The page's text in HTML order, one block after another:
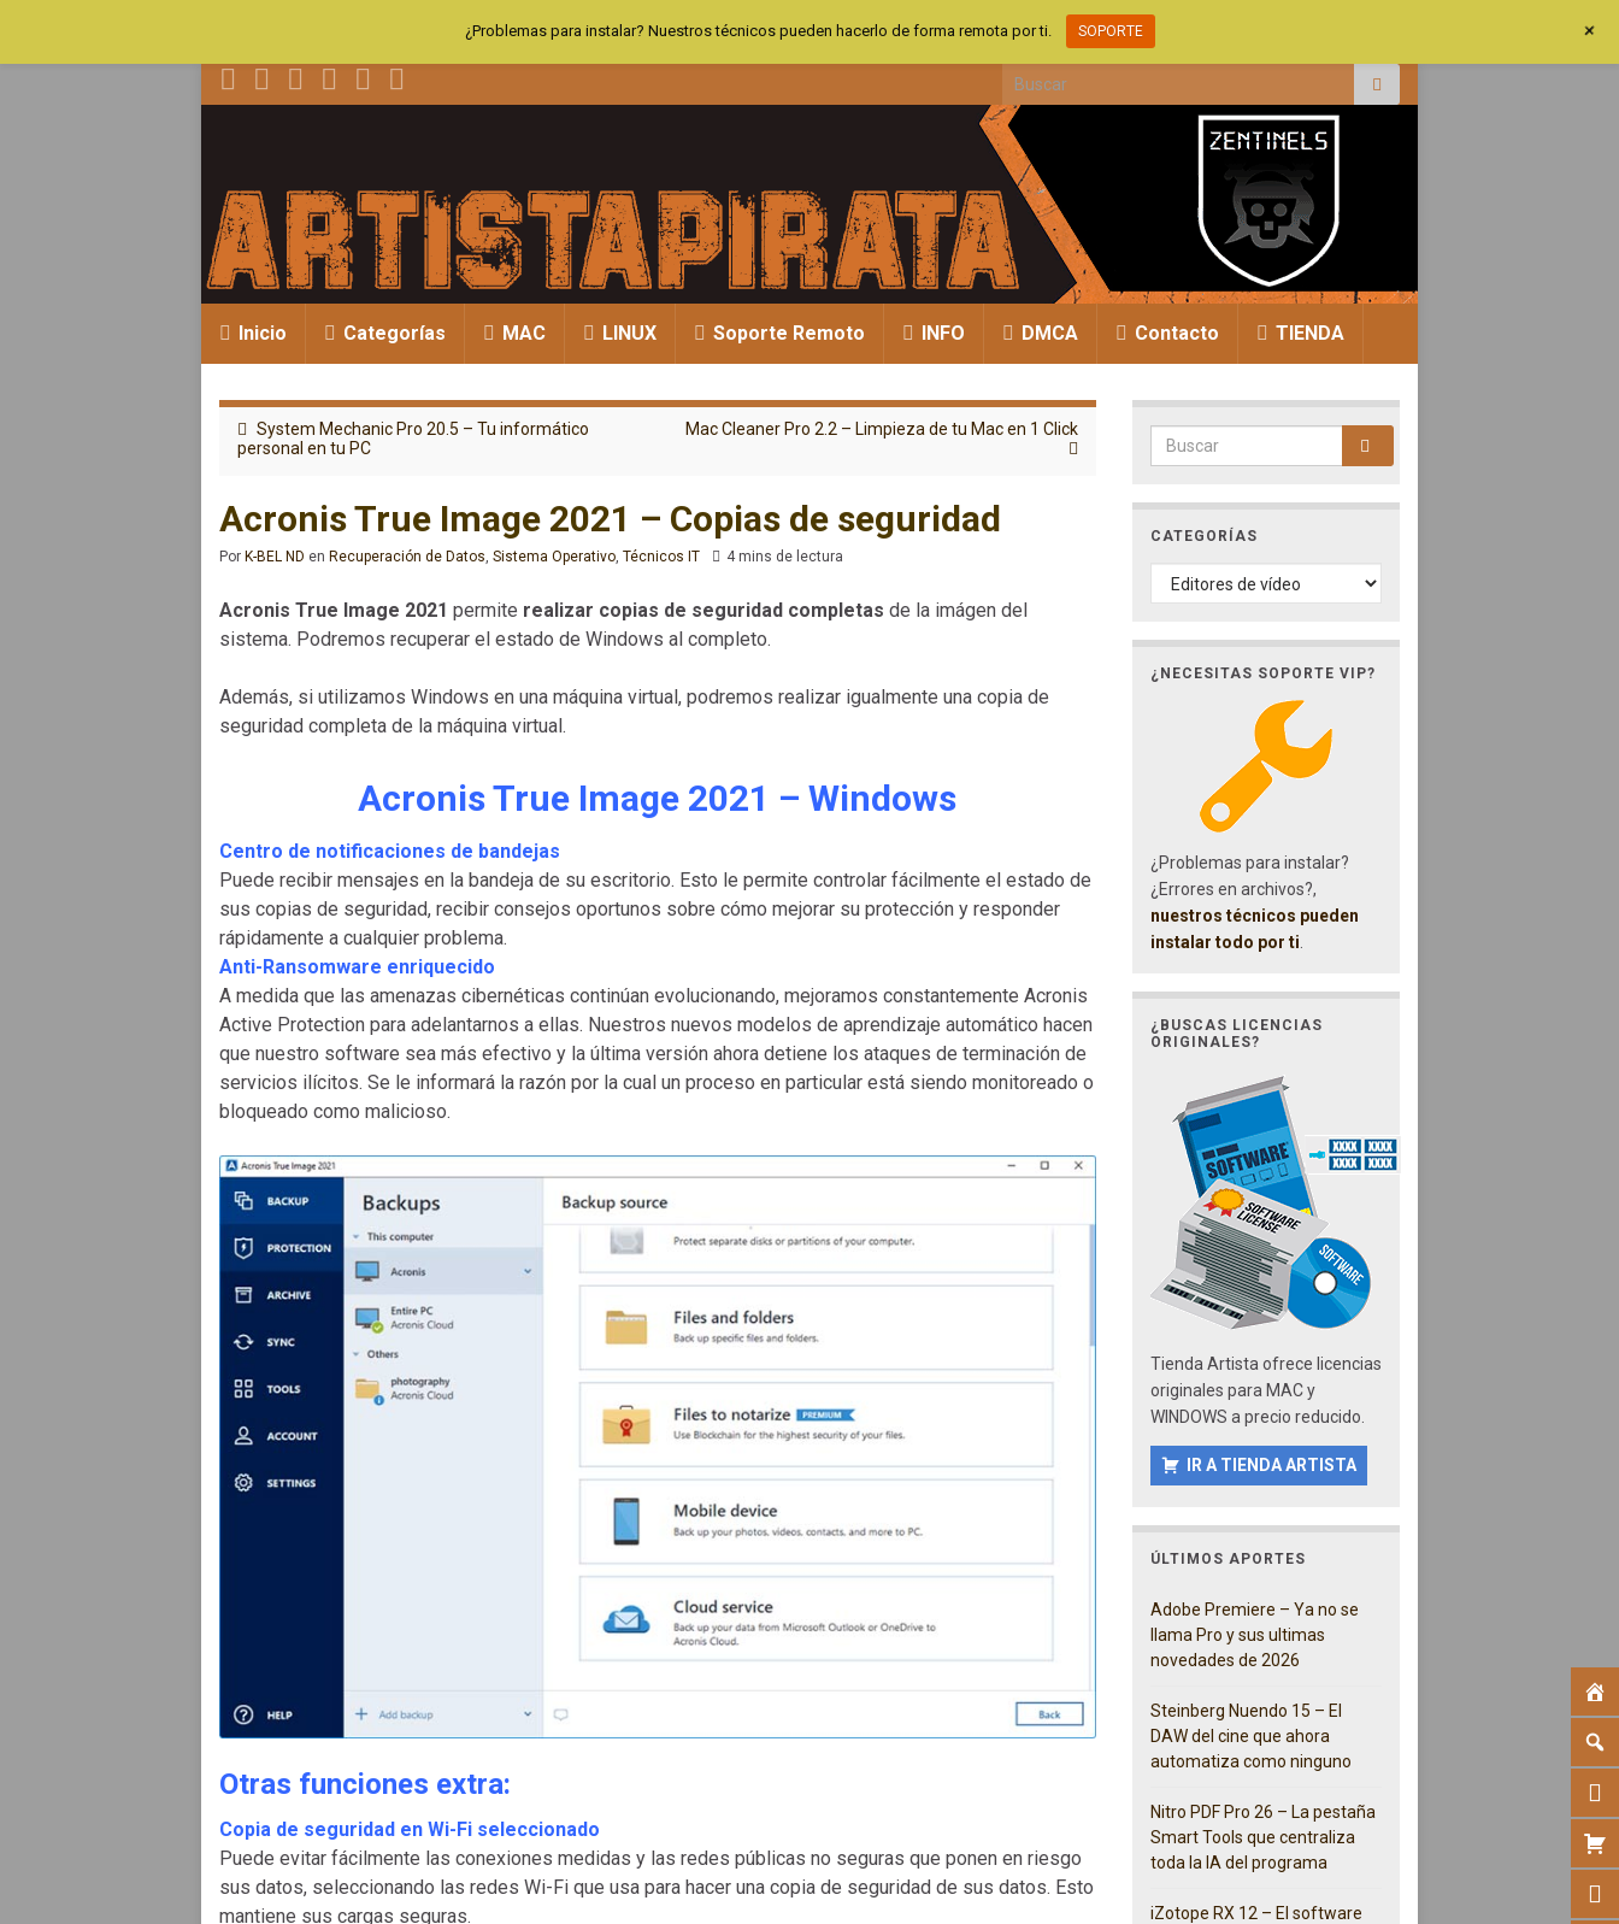
Search for:
Inicio Categorías MAC LINUX Soporte Remoto INFO DMCA Contacto TIENDA
System Mechanic Pro 20.5 – Tu informático
personal en tu PC
Mac Cleaner Pro 2.2 – Limpieza de tu Mac en 1 Click
Acronis True Image 2021 – Copias de seguridad
Por K-BEL ND en Recuperación de Datos Sistema Operativo Técnicos IT 4 mins de lectura
Acronis True Image 2021 permite realizar copias de seguridad completas de la imágen del
sistema. Podremos recuperar el estado de Windows al completo.
Además, si utilizamos Windows en una máquina virtual, podremos realizar igualmente una copia de
seguridad completa de la máquina virtual.
Acronis True Image 2021 – Windows
Centro de notificaciones de bandejas
Puede recibir mensajes en la bandeja de su escritorio. Esto le permite controlar fácilmente el estado de
sus copias de seguridad, recibir consejos oportunos sobre cómo mejorar su protección y responder
rápidamente a cualquier problema.
Anti-Ransomware enriquecido
A medida que las amenazas cibernéticas continúan evolucionando, mejoramos constantemente Acronis
Active Protection para adelantarnos a ellas. Nuestros nuevos modelos de aprendizaje automático hacen
que nuestro software sea más efectivo y la última versión ahora detiene los ataques de terminación de
servicios ilícitos. Se le informará la razón por la cual un proceso en particular está siendo monitoreado o
bloqueado como malicioso.
Otras funciones extra:
Copia de seguridad en Wi-Fi seleccionado
Puede evitar fácilmente las conexiones medidas y las redes públicas no seguras que ponen en riesgo
sus datos, seleccionando las redes Wi-Fi que usa para hacer una copia de seguridad de sus datos. Esto
mantiene sus cargas seguras.
Search for:
CATEGORÍAS
CATEGORÍAS
¿NECESITAS SOPORTE VIP?
¿Problemas para instalar?
¿Errores en archivos?,
nuestros técnicos pueden
instalar todo por ti
¿BUSCAS LICENCIAS
ORIGINALES?
Tienda Artista ofrece licencias
originales para MAC y
WINDOWS a precio reducido.
IR A TIENDA ARTISTA
ÚLTIMOS APORTES
Adobe Premiere – Ya no se
llama Pro y sus ultimas
novedades de 2026
Steinberg Nuendo 15 – El
DAW del cine que ahora
automatiza como ninguno
Nitro PDF Pro 26 – La pestaña
Smart Tools que centraliza
toda la IA del programa
iZotope RX 12 – El software
¿Problemas para instalar? Nuestros técnicos pueden hacerlo de forma remota por ti. SOPORTE +